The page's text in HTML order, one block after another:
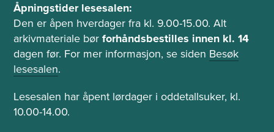
i
n
g
s
t
d
e
Åpningstider lesesalen:
Den er åpen hverdager fra kl. 9.00-15.00. Alt
arkivmateriale børforhåndsbestilles innen kl. 14
dagen før. For mer informasjon, se siden Besøk
lesesalen.
Lesesalen har åpent lørdager i oddetallsuker, kl.
10.00-14.00.